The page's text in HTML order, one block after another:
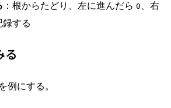
：根からたどり、左に進んだら 0
、右
録する
る
を例にする。